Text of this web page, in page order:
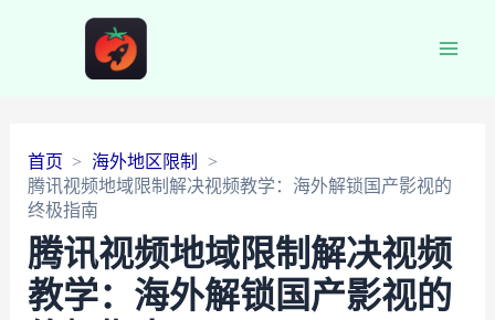
首页
海外地区限制
腾讯视频地域限制解决视频教学：海外解锁国产影视的
终极指南
腾讯视频地域限制解决视频
教学：海外解锁国产影视的